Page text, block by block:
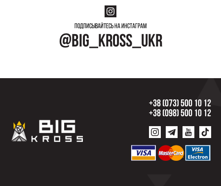
Подписывайтесь на инстаграм
@big_kross_ukr
+38 (073) 500 10 12
+38 (098) 500 10 12